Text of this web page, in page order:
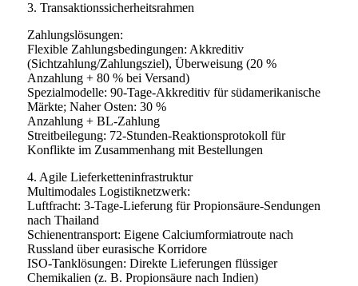
3. Transaktionssicherheitsrahmen
Zahlungslösungen:
Flexible Zahlungsbedingungen: Akkreditiv
(Sichtzahlung/Zahlungsziel), Überweisung (20 %
Anzahlung + 80 % bei Versand)
Spezialmodelle: 90-Tage-Akkreditiv für südamerikanische
Märkte; Naher Osten: 30 %
Anzahlung + BL-Zahlung
Streitbeilegung: 72-Stunden-Reaktionsprotokoll für
Konflikte im Zusammenhang mit Bestellungen
4. Agile Lieferketteninfrastruktur
Multimodales Logistiknetzwerk:
Luftfracht: 3-Tage-Lieferung für Propionsäure-Sendungen
nach Thailand
Schienentransport: Eigene Calciumformiatroute nach
Russland über eurasische Korridore
ISO-Tanklösungen: Direkte Lieferungen flüssiger
Chemikalien (z. B. Propionsäure nach Indien)